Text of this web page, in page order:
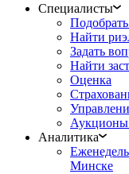
Специалисты
Найти
Задать
Найти
Оценка
Аналитика
Минске